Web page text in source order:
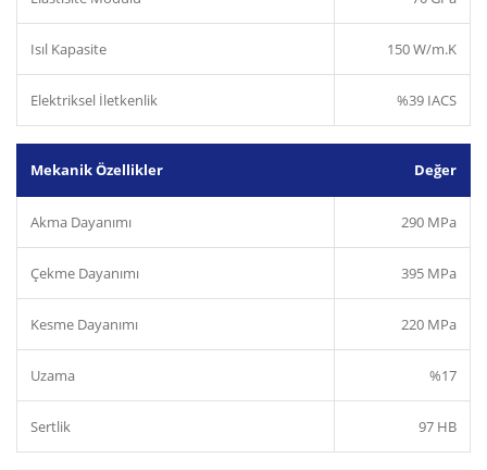
Isıl Kapasite 150 W/m.K
Elektriksel İletkenlik %39 IACS
Mekanik Özellikler Değer
Akma Dayanımı 290 MPa
Çekme Dayanımı 395 MPa
Kesme Dayanımı 220 MPa
Uzama %17
Sertlik 97 HB